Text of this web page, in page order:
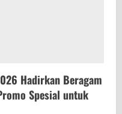
Hadirkan Beragam
Spesial untuk